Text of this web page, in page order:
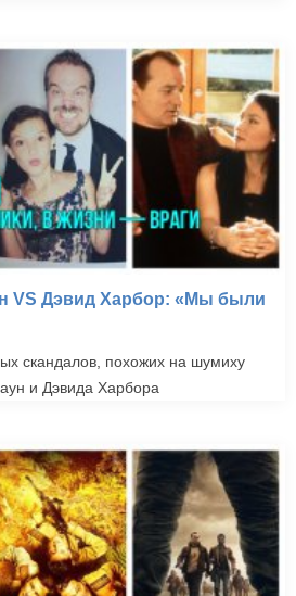
VS Дэвид Харбор: «Мы были
скандалов, похожих на шумиху
и Дэвида Харбора